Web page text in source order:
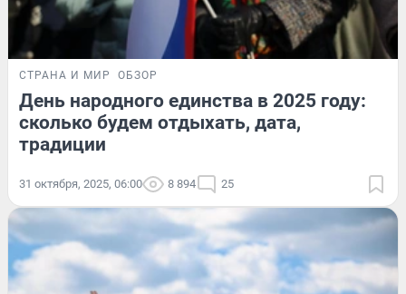
СТРАНА И МИР ОБЗОР
День народного единства в 2025 году:
сколько будем отдыхать, дата,
традиции
31 октября, 2025, 06:00 8 894 25